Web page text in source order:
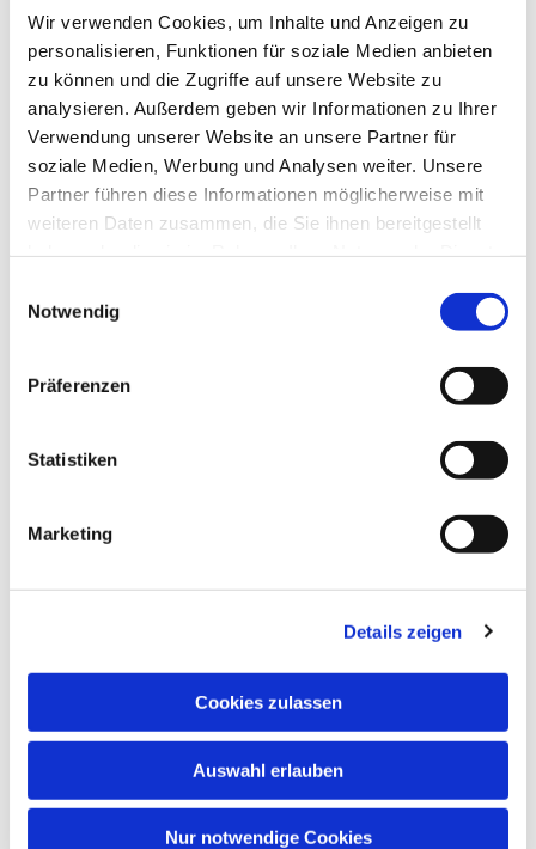
Wir verwenden Cookies, um Inhalte und Anzeigen zu
personalisieren, Funktionen für soziale Medien anbieten
zu können und die Zugriffe auf unsere Website zu
analysieren. Außerdem geben wir Informationen zu Ihrer
Verwendung unserer Website an unsere Partner für
soziale Medien, Werbung und Analysen weiter. Unsere
Partner führen diese Informationen möglicherweise mit
weiteren Daten zusammen, die Sie ihnen bereitgestellt
Notwendig
Präferenzen
Statistiken
Marketing
Details zeigen
Cookies zulassen
Auswahl erlauben
Nur notwendige Cookies
freiwillige Maßnahme, die von uns individuell
betreut und vertrauensvoll begleitet wird“, erklärt
Sandra Foerster.
Im Rahmen der Neuausrichtung legt das BEM-Team
besonderen Wert darauf, im Berufsalltag eine
mögliche Überforderung der Mitarbeitenden zu
vermeiden und bei Bedarf durch Gespräche ein auf
werden nicht nur die Wünsche und Bedürfnisse der
einzelnen Mitarbeitenden berücksichtigt, sondern
auch die beruflichen Anforderungen. „Uns geht es
darum, langfristig den Arbeitsplatz so anzupassen,
zurückkehren können“, sagt Nicole Rullkötter.
Eingliederungsmanagements soll sicherstellen,
einer Erkrankung zurückkehren, Wertschätzung
und Unterstützung zuteilwird. Rullkötter: „Das ist
ein wertvolles Werkzeug, um den Kolleginnen und
Kollegen nicht nur einen sanften Wiedereinstieg in
das Arbeitsleben zu ermöglichen, sondern ihnen
verdienen.“